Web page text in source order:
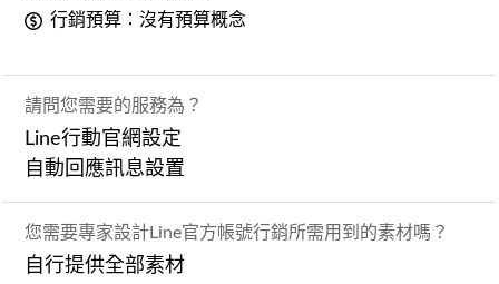
行銷預算：沒有預算概念
請問您需要的服務為？
Line行動官網設定
自動回應訊息設置
您需要專家設計Line官方帳號行銷所需用到的素材嗎？
自行提供全部素材